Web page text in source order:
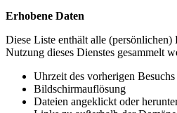
Erhobene Daten
Diese Liste enthält alle
Nutzung dieses Dienstes gesammelt
Uhrzeit des vorherigen
Bildschirmauflösung
Dateien angeklickt oder